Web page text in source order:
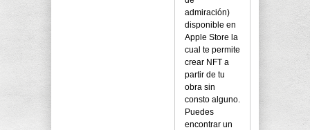
admiración)
disponible en
Apple Store la
cual te permite
crear NFT a
partir de tu
obra sin
consto alguno.
Puedes
encontrar un